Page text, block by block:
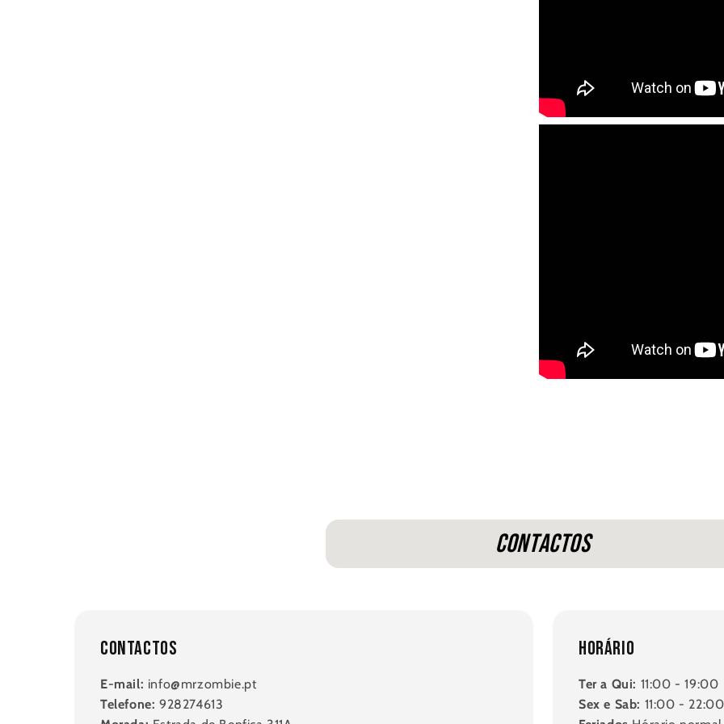
Contactos
Contactos
E-mail: info@mrzombie.pt
Telefone: 928274613
Horário
Ter a Qui: 11:00 - 19:00
Sex e Sab: 11:00 - 22:00